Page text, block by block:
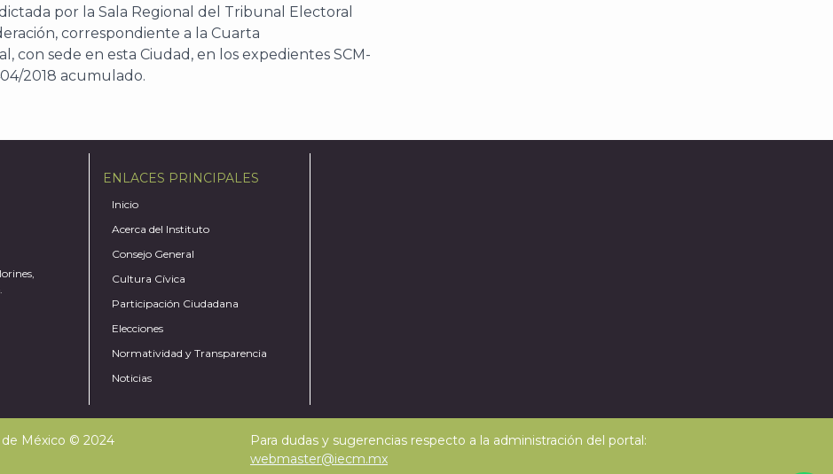
por la Sala Regional del Tribunal Electoral
correspondiente a la Cuarta
con sede en esta Ciudad, en los expedientes SCM-
2018 acumulado.
ENLACES PRINCIPALES
Inicio
Acerca del Instituto
Consejo General
Cultura Cívica
Participación Ciudadana
Elecciones
Normatividad y Transparencia
Noticias
México © 2024
Para dudas y sugerencias respecto a la administración del portal:
webmaster@iecm.mx